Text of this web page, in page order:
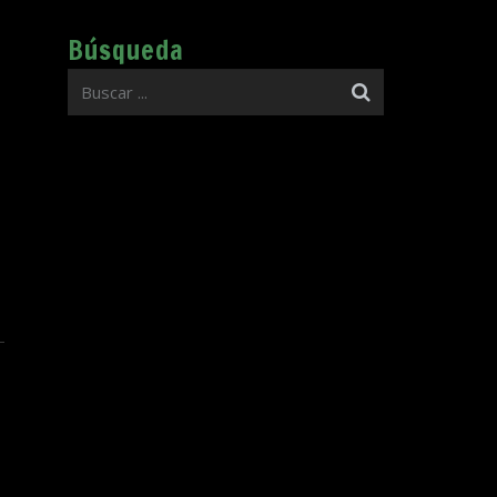
Búsqueda